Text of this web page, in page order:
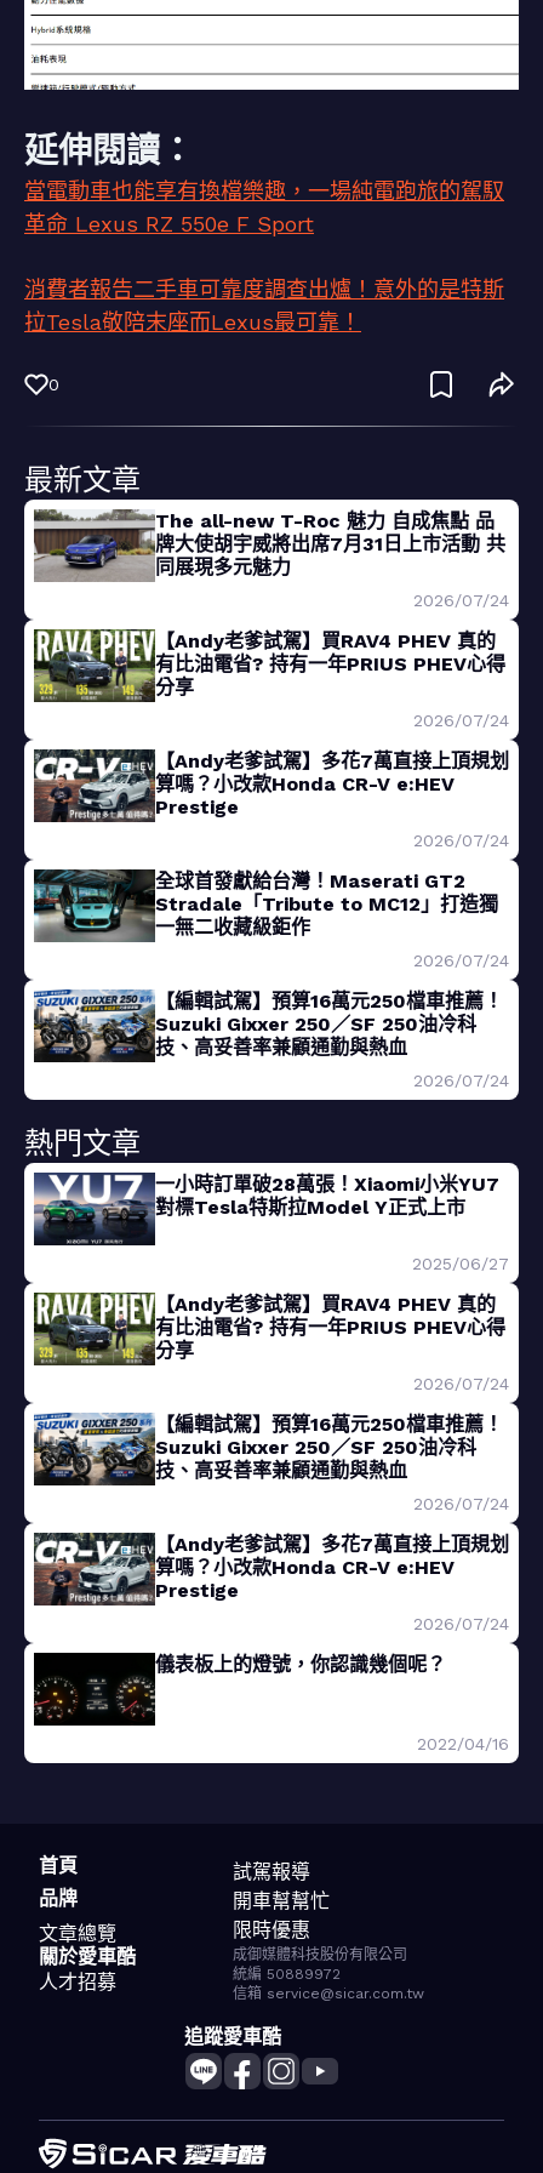
延伸閱讀：
當電動車也能享有換檔樂趣，一場純電跑旅的駕馭
革命 Lexus RZ 550e F Sport
消費者報告二手車可靠度調查出爐！意外的是特斯
拉Tesla敬陪末座而Lexus最可靠！
0
最新文章
The all-new T-Roc 魅力 自成焦點 品
牌大使胡宇威將出席7月31日上市活動 共
同展現多元魅力
2026/07/24
【Andy老爹試駕】買RAV4 PHEV 真的
有比油電省? 持有一年PRIUS PHEV心得
分享
2026/07/24
【Andy老爹試駕】多花7萬直接上頂規划
算嗎？小改款Honda CR-V e:HEV
Prestige
2026/07/24
全球首發獻給台灣！Maserati GT2
Stradale「Tribute to MC12」打造獨
一無二收藏級鉅作
2026/07/24
【編輯試駕】預算16萬元250檔車推薦！
Suzuki Gixxer 250／SF 250油冷科
技、高妥善率兼顧通勤與熱血
2026/07/24
熱門文章
一小時訂單破28萬張！Xiaomi小米YU7
對標Tesla特斯拉Model Y正式上市
2025/06/27
【Andy老爹試駕】買RAV4 PHEV 真的
有比油電省? 持有一年PRIUS PHEV心得
分享
2026/07/24
【編輯試駕】預算16萬元250檔車推薦！
Suzuki Gixxer 250／SF 250油冷科
技、高妥善率兼顧通勤與熱血
2026/07/24
【Andy老爹試駕】多花7萬直接上頂規划
算嗎？小改款Honda CR-V e:HEV
Prestige
2026/07/24
儀表板上的燈號，你認識幾個呢？
2022/04/16
首頁
品牌
文章總覽
試駕報導
開車幫幫忙
限時優惠
關於愛車酷
人才招募
成御媒體科技股份有限公司
統編 50889972
信箱 service@sicar.com.tw
追蹤愛車酷